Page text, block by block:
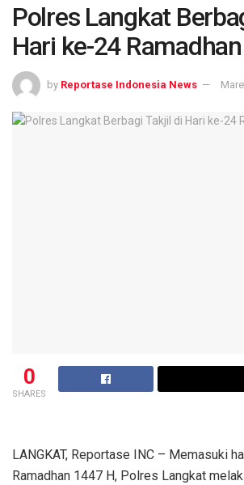
Polres Langkat
Hari ke-24 Ramadhan
by Reportase Indonesia News
0
SHARES
LANGKAT, Reportase INC – Memasuki
Ramadhan 1447 H, Polres Langkat